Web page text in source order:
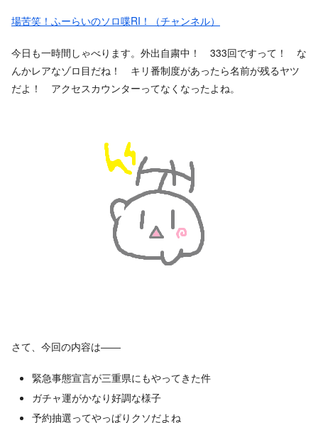
場苦笑！ふーらいのソロ喋RI！（チャンネル）
今日も一時間しゃべります。外出自粛中！ 333回ですって！ な
んかレアなゾロ目だね！ キリ番制度があったら名前が残るヤツ
だよ！ アクセスカウンターってなくなったよね。
さて、今回の内容は――
緊急事態宣言が三重県にもやってきた件
ガチャ運がかなり好調な様子
予約抽選ってやっぱりクソだよね